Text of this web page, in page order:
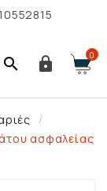
  0
ασφαλείας